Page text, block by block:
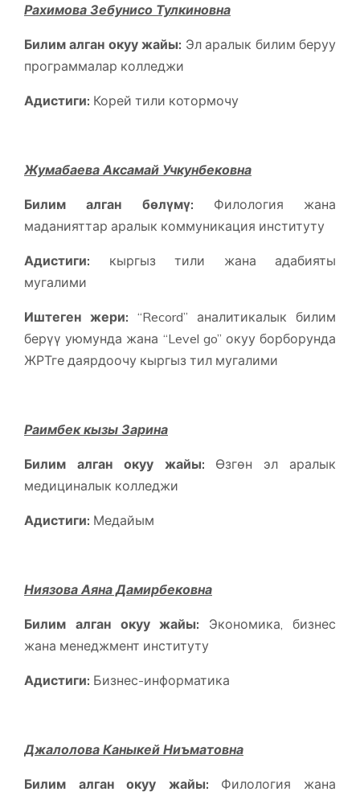
Рахимова Зебунисо Тулкиновна
Билим алган окуу жайы: Эл аралык билим беруу
программалар колледжи
Адистиги: Корей тили котормочу
Жумабаева Аксамай Учкунбековна
Билим алган бөлүмү: Филология жана
маданияттар аралык коммуникация институту
Адистиги: кыргыз тили жана адабияты
мугалими
Иштеген жери: “Record” аналитикалык билим
берүү уюмунда жана “Level go” окуу борборунда
ЖРТге даярдоочу кыргыз тил мугалими
Раимбек кызы Зарина
Билим алган окуу жайы: Өзгөн эл аралык
медициналык колледжи
Адистиги: Медайым
Ниязова Аяна Дамирбековна
Билим алган окуу жайы: Экономика, бизнес
жана менеджмент институту
Адистиги: Бизнес-информатика
Джалолова Каныкей Ниъматовна
Билим алган окуу жайы: Филология жана